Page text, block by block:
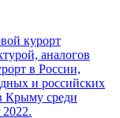
курорт
аналогов
в России,
и российских
Крыму среди